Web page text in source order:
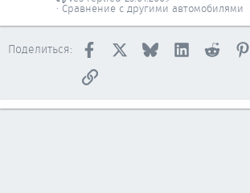
Сравнение с другими автомобилями
Поделиться: Facebook BlueskyLinkedInReddit
Ссылка